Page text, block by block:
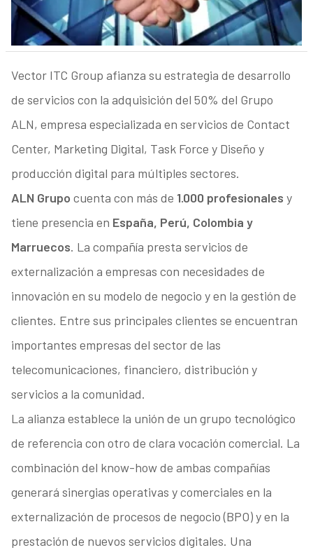
Vector ITC Group afianza su estrategia de desarrollo
de servicios con la adquisición del 50% del Grupo
ALN, empresa especializada en servicios de Contact
Center, Marketing Digital, Task Force y Diseño y
producción digital para múltiples sectores.
ALN Grupo cuenta con más de 1.000 profesionales y
tiene presencia en España, Perú, Colombia y
Marruecos. La compañía presta servicios de
externalización a empresas con necesidades de
innovación en su modelo de negocio y en la gestión de
clientes. Entre sus principales clientes se encuentran
importantes empresas del sector de las
telecomunicaciones, financiero, distribución y
servicios a la comunidad.
La alianza establece la unión de un grupo tecnológico
de referencia con otro de clara vocación comercial. La
combinación del know-how de ambas compañías
generará sinergias operativas y comerciales en la
externalización de procesos de negocio (BPO) y en la
prestación de nuevos servicios digitales. Una